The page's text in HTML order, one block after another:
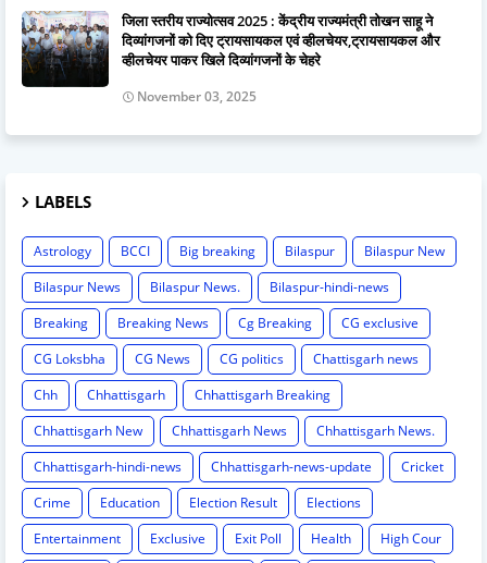
जिला स्तरीय राज्योत्सव 2025 : केंद्रीय राज्यमंत्री तोखन साहू ने
दिव्यांगजनों को दिए ट्रायसायकल एवं व्हीलचेयर,ट्रायसायकल और
व्हीलचेयर पाकर खिले दिव्यांगजनों के चेहरे
November 03, 2025
LABELS
Astrology BCCI Big breaking Bilaspur
Bilaspur New
Bilaspur News
Bilaspur News.
Bilaspur-hindi-news
Breaking
Breaking News Cg Breaking
CG exclusive
CG Loksbha
CG News CG politics
Chattisgarh news
Chh
Chhattisgarh
Chhattisgarh Breaking
Chhattisgarh New
Chhattisgarh News
Chhattisgarh News.
Chhattisgarh-hindi-news
Chhattisgarh-news-update
Cricket
Crime
Education Election Result
Elections
Entertainment
Exclusive Exit Poll Health
High Cour